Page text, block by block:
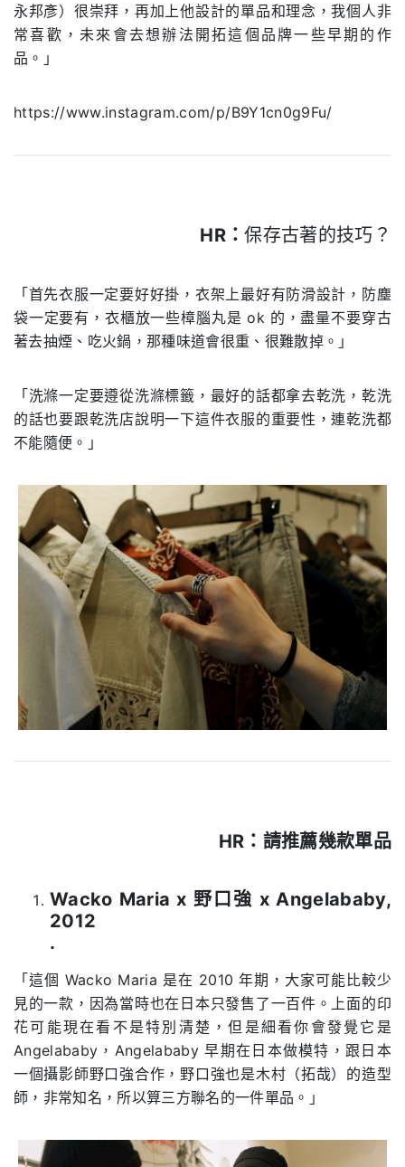
永邦彥）很崇拜，再加上他設計的單品和理念，我個人非
常喜歡，未來會去想辦法開拓這個品牌一些早期的作
品。」
https://www.instagram.com/p/B9Y1cn0g9Fu/
HR：保存古著的技巧？
「首先衣服一定要好好掛，衣架上最好有防滑設計，防塵
袋一定要有，衣櫃放一些樟腦丸是 ok 的，盡量不要穿古
著去抽煙、吃火鍋，那種味道會很重、很難散掉。」
「洗滌一定要遵從洗滌標籤，最好的話都拿去乾洗，乾洗
的話也要跟乾洗店說明一下這件衣服的重要性，連乾洗都
不能隨便。」
HR：請推薦幾款單品
Wacko Maria x 野口強 x Angelababy,
2012
.
「這個 Wacko Maria 是在 2010 年期，大家可能比較少
見的一款，因為當時也在日本只發售了一百件。上面的印
花可能現在看不是特別清楚，但是細看你會發覺它是
Angelababy，Angelababy 早期在日本做模特，跟日本
一個攝影師野口強合作，野口強也是木村（拓哉）的造型
師，非常知名，所以算三方聯名的一件單品。」